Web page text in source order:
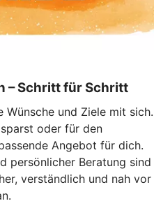
– Schritt für Schritt
Wünsche und Ziele mit sich.
oder für den
Angebot für dich.
persönlicher Beratung sind
verständlich und nah vor